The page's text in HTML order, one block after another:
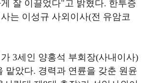
잘 이끌었다"고 밝혔다. 한투증
는 이성규 사외이사(전 유암코
3세인 양홍석 부회장(사내이사)
맡았다. 경력과 연륜을 갖춘 원윤